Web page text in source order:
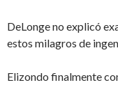
DeLonge no explicó
estos milagros de
Elizondo finalmente